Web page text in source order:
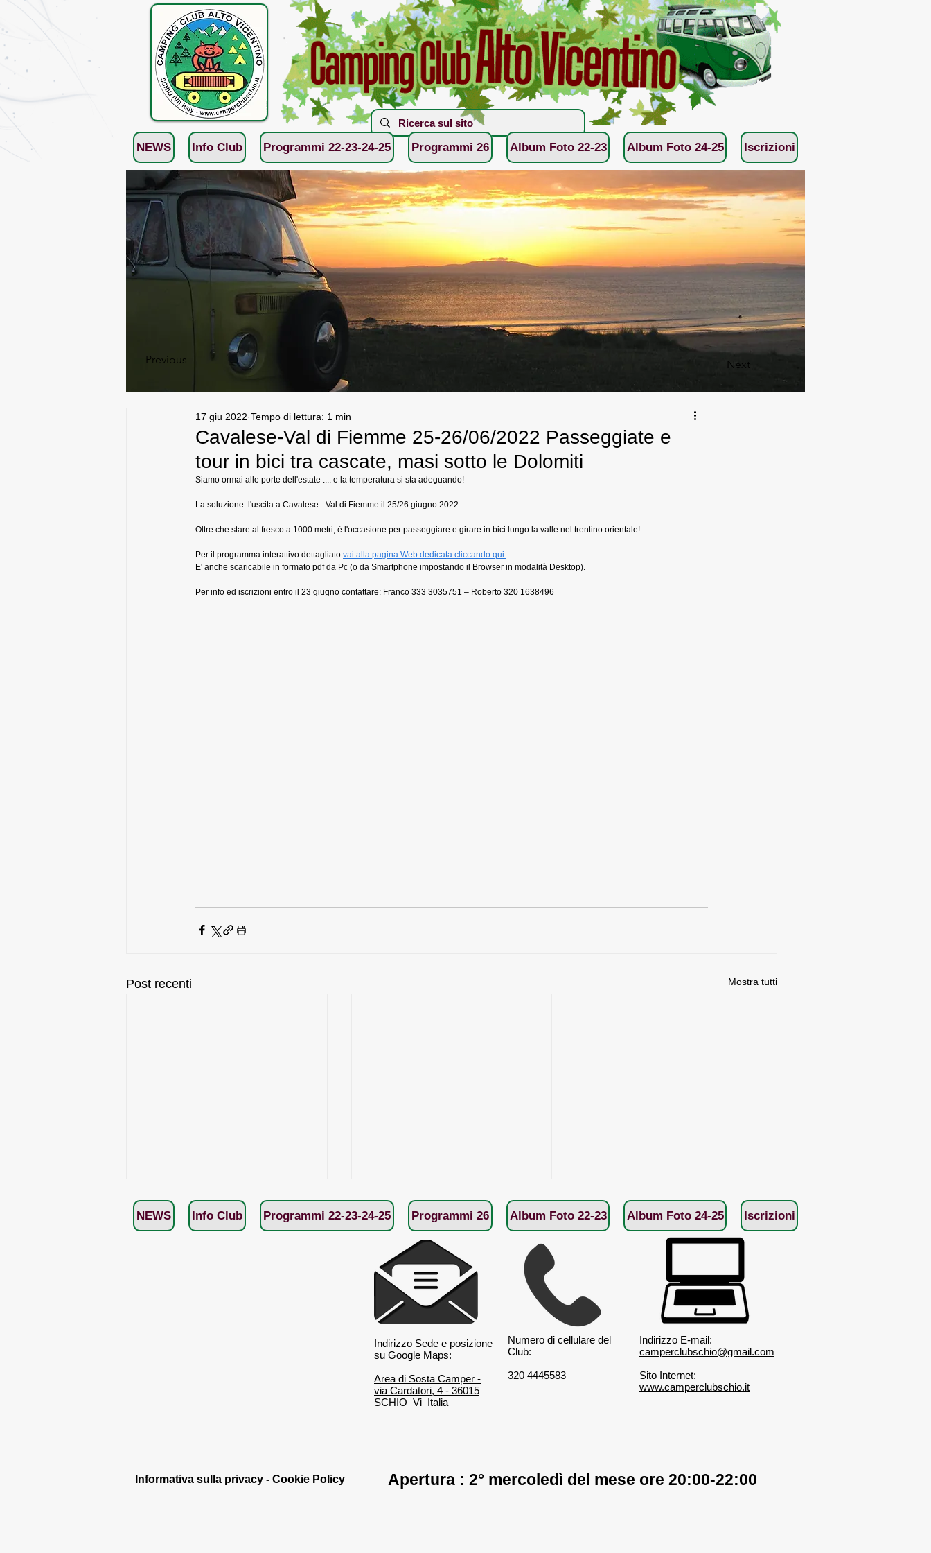
NEWS Info Club Programmi 22-23-24-25 Programmi 26 Album Foto 22-23 Album Foto 24-25 Iscrizioni
Cavalese-Val di Fiemme 25-26/06/2022 Passeggiate e
tour in bici tra cascate, masi sotto le Dolomiti
17 giu 2022 Tempo di lettura: 1 min
Siamo ormai alle porte dell'estate .... e la temperatura si sta adeguando!
La soluzione: l'uscita a Cavalese - Val di Fiemme il 25/26 giugno 2022.
Oltre che stare al fresco a 1000 metri, è l'occasione per passeggiare e girare in bici lungo la valle nel trentino orientale!
Per il programma interattivo dettagliato vai alla pagina Web dedicata cliccando qui.
E' anche scaricabile in formato pdf da Pc (o da Smartphone impostando il Browser in modalità Desktop).
Per info ed iscrizioni entro il 23 giugno contattare: Franco 333 3035751 – Roberto 320 1638496
Post recenti Mostra tutti
Strada romantica - Baviera =
24/04/ al 4/05/2026 -
Borghetto di Valeggio sul
Sigurtà 18-19/04/2026
Previous Next
NEWS Info Club Programmi 22-23-24-25 Programmi 26 Album Foto 22-23 Album Foto 24-25 Iscrizioni
Indirizzo Sede e posizione
su Google Maps:
Area di Sosta Camper -
via Cardatori, 4 - 36015
SCHIO Vi Italia
Numero di cellulare del
Club:
320 4445583
Indirizzo E-mail:
camperclubschio@gmail.com
Sito Internet:
www.camperclubschio.it
Informativa sulla privacy - Cookie Policy Apertura : 2° mercoledì del mese ore 20:00-22:00